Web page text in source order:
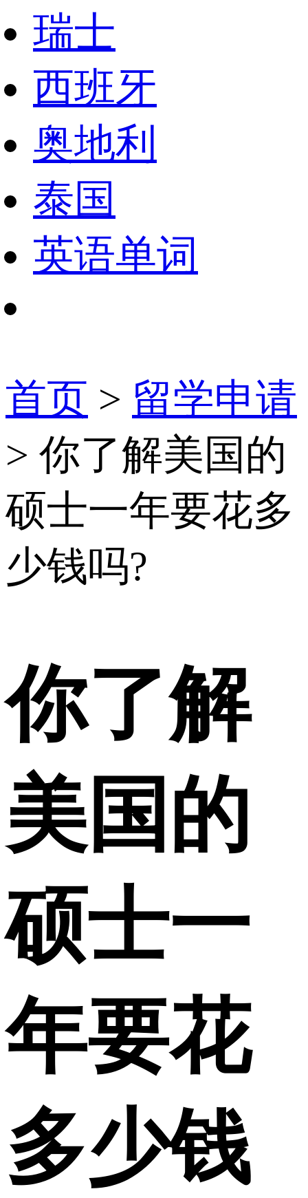
瑞士
西班牙
奥地利
泰国
英语单词
首页 > 留学申请
> 你了解美国的
硕士一年要花多
少钱吗?
你了解
美国的
硕士一
年要花
多少钱